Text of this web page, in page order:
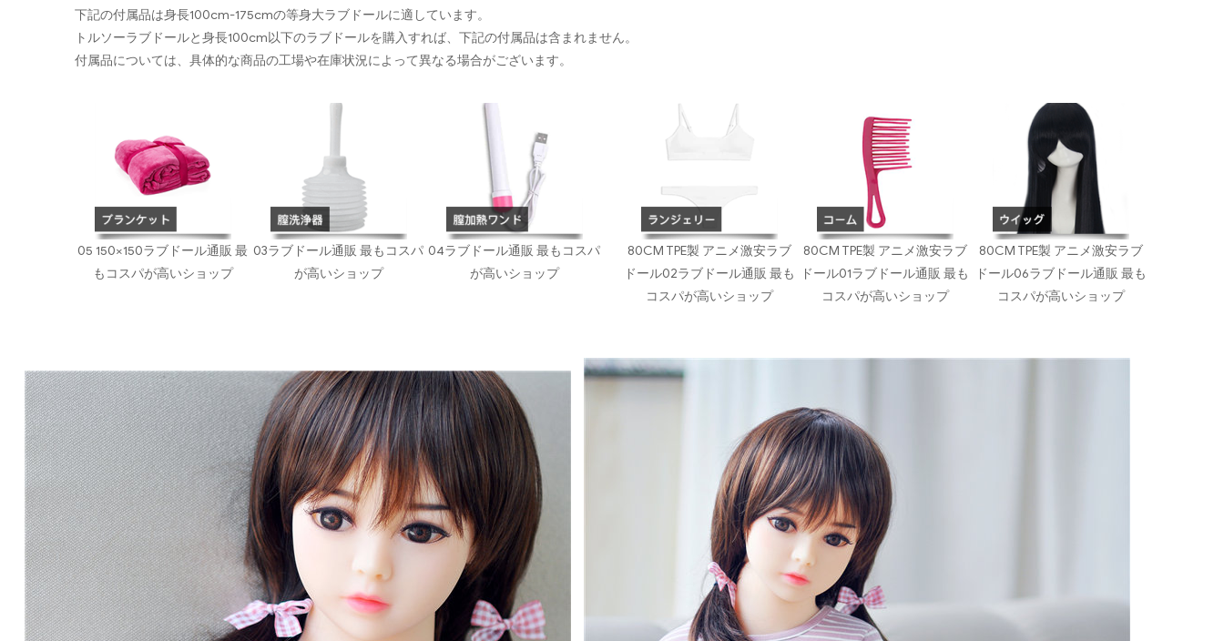
下記の付属品は身長100cm-175cmの等身大ラブドールに適しています。
トルソーラブドールと身長100cm以下のラブドールを購入すれば、下記の付属品は含まれません。
付属品については、具体的な商品の工場や在庫状況によって異なる場合がございます。
05 150×150ラブドール通販 最
もコスパが高いショップ
03ラブドール通販 最もコスパ
が高いショップ
04ラブドール通販 最もコスパ
が高いショップ
80CM TPE製 アニメ激安ラブ
ドール02ラブドール通販 最も
コスパが高いショップ
80CM TPE製 アニメ激安ラブ
ドール01ラブドール通販 最も
コスパが高いショップ
80CM TPE製 アニメ激安ラブ
ドール06ラブドール通販 最も
コスパが高いショップ